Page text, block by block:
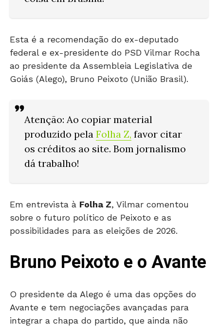
Esta é a recomendação do ex-deputado
federal e ex-presidente do PSD Vilmar Rocha
ao presidente da Assembleia Legislativa de
Goiás (Alego), Bruno Peixoto (União Brasil).
Atenção: Ao copiar material
produzido pela Folha Z, favor citar
os créditos ao site. Bom jornalismo
dá trabalho!
Em entrevista à Folha Z, Vilmar comentou
sobre o futuro político de Peixoto e as
possibilidades para as eleições de 2026.
Bruno Peixoto e o Avante
O presidente da Alego é uma das opções do
Avante e tem negociações avançadas para
integrar a chapa do partido, que ainda não